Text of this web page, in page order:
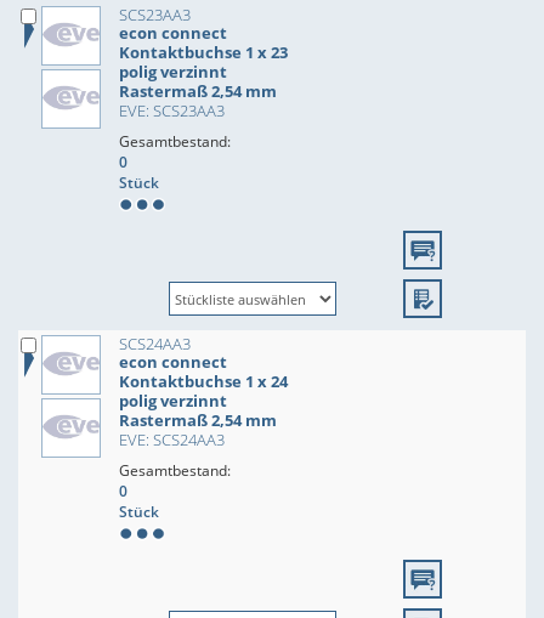
SCS23AA3
econ connect
Kontaktbuchse 1 x 23
polig verzinnt
Rastermaß 2,54 mm
EVE: SCS23AA3
Gesamtbestand:
0
Stück
SCS24AA3
econ connect
Kontaktbuchse 1 x 24
polig verzinnt
Rastermaß 2,54 mm
EVE: SCS24AA3
Gesamtbestand:
0
Stück